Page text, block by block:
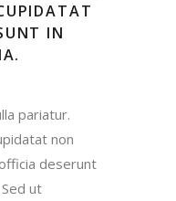
IN
pariatur.
non
deserunt
ut